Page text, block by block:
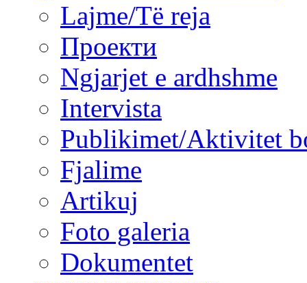
Lajme/Të reja
Проекти
Ngjarjet e ardhshme
Intervista
Publikimet/Aktivitet
Fjalime
Artikuj
Foto galeria
Dokumentet